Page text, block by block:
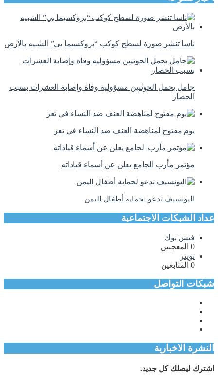
ناسا تنشر صورة لسطح كوكب “بروكسيما بي” الشبيه بالأرض
جامل يحمل الحوثيين مسؤولية وفاة وإصابة العشرات بسبب
الحصار
يوم مفتوح لمناهضة العنف ضد النساء في تعز
مؤتمر مأرب الجامع يعلن عن أسماء قياداته
اليونسيف تدعو لحماية أطفال اليمن
عداد الشبكات الاجتماعية
فيس بوك
0 المعجبين
تويتر
0 المتابعين
شبكات التواصل
النشرة الاخبارية
اشترك ليصلك كل جديد.